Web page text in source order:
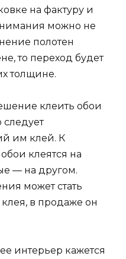
на фактуру и
можно не
полотен
то переход будет
толщине.
клеить обои
следует
им клей. К
клеятся на
— на другом.
может стать
в продаже он
интерьер кажется